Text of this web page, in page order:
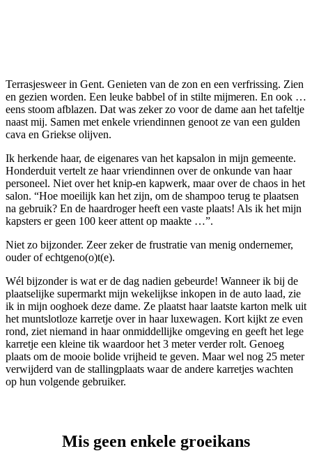
Terrasjesweer in Gent. Genieten van de zon en een verfrissing. Zien
en gezien worden. Een leuke babbel of in stilte mijmeren. En ook …
eens stoom afblazen. Dat was zeker zo voor de dame aan het tafeltje
naast mij. Samen met enkele vriendinnen genoot ze van een gulden
cava en Griekse olijven.
Ik herkende haar, de eigenares van het kapsalon in mijn gemeente.
Honderduit vertelt ze haar vriendinnen over de onkunde van haar
personeel. Niet over het knip-en kapwerk, maar over de chaos in het
salon. “Hoe moeilijk kan het zijn, om de shampoo terug te plaatsen
na gebruik? En de haardroger heeft een vaste plaats! Als ik het mijn
kapsters er geen 100 keer attent op maakte …”.
Niet zo bijzonder. Zeer zeker de frustratie van menig ondernemer,
ouder of echtgeno(o)t(e).
Wél bijzonder is wat er de dag nadien gebeurde! Wanneer ik bij de
plaatselijke supermarkt mijn wekelijkse inkopen in de auto laad, zie
ik in mijn ooghoek deze dame. Ze plaatst haar laatste karton melk uit
het muntslotloze karretje over in haar luxewagen. Kort kijkt ze even
rond, ziet niemand in haar onmiddellijke omgeving en geeft het lege
karretje een kleine tik waardoor het 3 meter verder rolt. Genoeg
plaats om de mooie bolide vrijheid te geven. Maar wel nog 25 meter
verwijderd van de stallingplaats waar de andere karretjes wachten
op hun volgende gebruiker.
Mis geen enkele groeikans